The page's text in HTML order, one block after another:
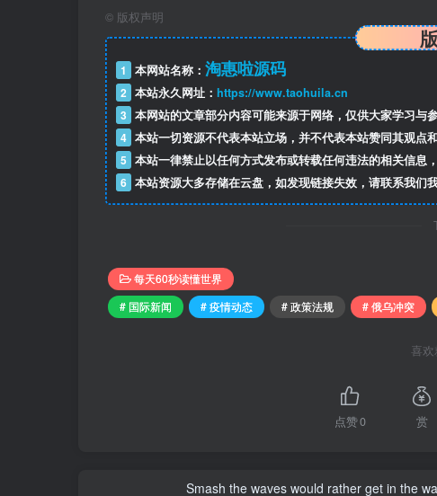
© 版权声明
1 本网站名称： 淘惠啦源码
2 本站永久网址： https://www.taohuila.cn
3 本网站的文章部分内容可能来源于网络，仅供大家学习与
4 本站一切资源不代表本站立场，并不代表本站赞同其观点
5 本站一律禁止以任何方式发布或转载任何违法的相关信息
6 本站资源大多存储在云盘，如发现链接失效，请联系我们
每天60秒读懂世界
# 国际新闻
# 疫情动态 # 政策法规 # 俄乌冲突
喜
点赞0 赏
Smash the waves would rather get in the